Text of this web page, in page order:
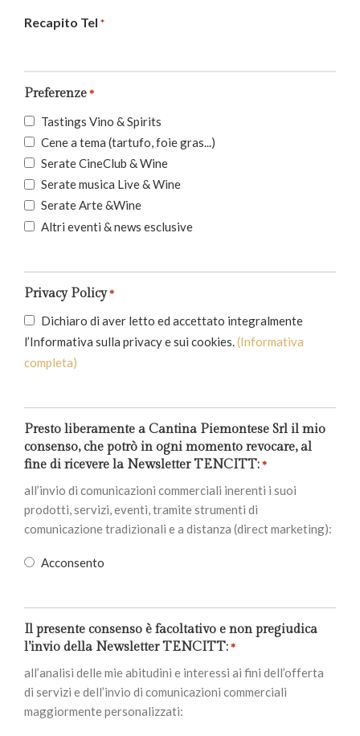
Recapito Tel *
Preferenze *
Tastings Vino & Spirits
Cene a tema (tartufo, foie gras...)
Serate CineClub & Wine
Serate musica Live & Wine
Serate Arte &Wine
Altri eventi & news esclusive
Privacy Policy *
Dichiaro di aver letto ed accettato integralmente
l’Informativa sulla privacy e sui cookies.(Informativa
completa)
Presto liberamente a Cantina Piemontese Srl il mio
consenso, che potrò in ogni momento revocare, al
fine di ricevere la Newsletter TENCITT: *
all’invio di comunicazioni commerciali inerenti i suoi
prodotti, servizi, eventi, tramite strumenti di
comunicazione tradizionali e a distanza (direct marketing):
Acconsento
Il presente consenso è facoltativo e non pregiudica
l’invio della Newsletter TENCITT: *
all’analisi delle mie abitudini e interessi ai fini dell’offerta
di servizi e dell’invio di comunicazioni commerciali
maggiormente personalizzati: